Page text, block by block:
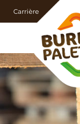
Carrière Actualités